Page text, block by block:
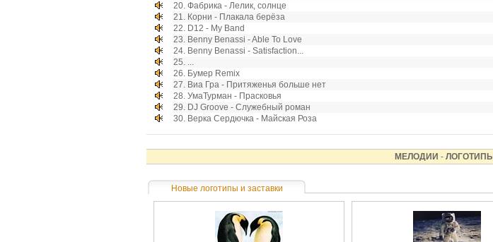
20. Фабрика - Лелик, солнце
21. Корни - Плакала берёза
22. D12 - My Band
23. Benny Benassi - Able To Love
24. Benny Benassi - Satisfaction...
25. ...
26. Бумер Remix
27. Виа Гра - Притяженья больше нет
28. УмаТурман - Прасковья
29. DJ Groove - Служебный роман
30. Верка Сердючка - Майская Роза
МЕЛОДИИ - ЛОГОТИПЫ
Новые логотипы и заставки